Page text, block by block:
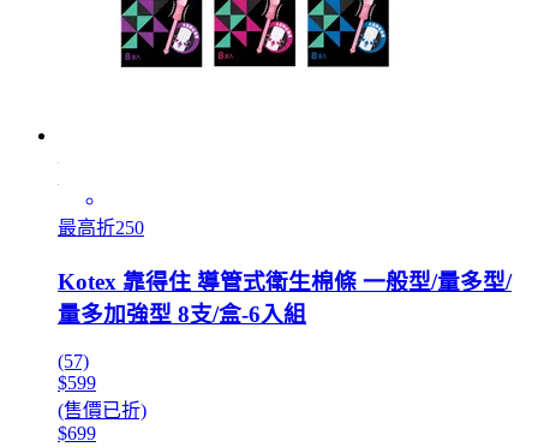
最高折250
Kotex 靠得住 導管式衛生棉條 一般型/量多型/
量多加強型 8支/盒-6入組
(57)
$599
(售價已折)
$699